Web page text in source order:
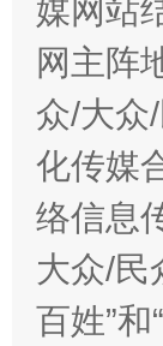
在
媒网站
网主阵
众/大众
化传媒
络信息
大众/民
百姓”